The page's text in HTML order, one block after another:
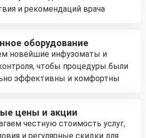
и рекомендаций врача
оборудование
новейшие инфузоматы и
чтобы процедуры были
эффективны и комфортны
цены и акции
честную стоимость услуг,
и регулярные скидки для